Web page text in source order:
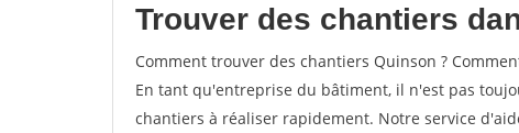
Trouver des chantiers
Comment trouver des chantiers Quinson ?
En tant qu'entreprise du bâtiment, il n'est pas
chantiers à réaliser rapidement. Notre service